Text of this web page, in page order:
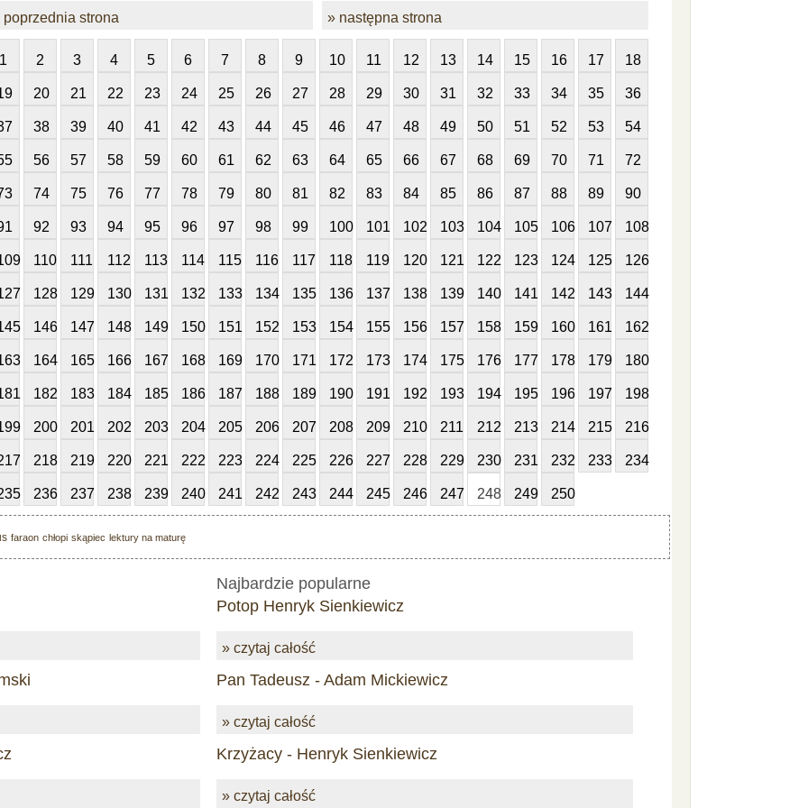
poprzednia strona » następna strona
1 2 3 4 5 6 7 8 9 10 11 12 13 14 15 16 17 18
20 21 22 23 24 25 26 27 28 29 30 31 32 33 34 35 36
38 39 40 41 42 43 44 45 46 47 48 49 50 51 52 53 54
56 57 58 59 60 61 62 63 64 65 66 67 68 69 70 71 72
74 75 76 77 78 79 80 81 82 83 84 85 86 87 88 89 90
92 93 94 95 96 97 98 99 100 101 102 103 104 105 106 107 108
110 111 112 113 114 115 116 117 118 119 120 121 122 123 124 125 126
128 129 130 131 132 133 134 135 136 137 138 139 140 141 142 143 144
146 147 148 149 150 151 152 153 154 155 156 157 158 159 160 161 162
164 165 166 167 168 169 170 171 172 173 174 175 176 177 178 179 180
182 183 184 185 186 187 188 189 190 191 192 193 194 195 196 197 198
200 201 202 203 204 205 206 207 208 209 210 211 212 213 214 215 216
218 219 220 221 222 223 224 225 226 227 228 229 230 231 232 233 234
236 237 238 239 240 241 242 243 244 245 246 247 248 249 250
faraon chłopi skąpiec lektury na maturę
Najbardzie popularne
Potop Henryk Sienkiewicz
» czytaj całość
Pan Tadeusz - Adam Mickiewicz
» czytaj całość
Krzyżacy - Henryk Sienkiewicz
» czytaj całość